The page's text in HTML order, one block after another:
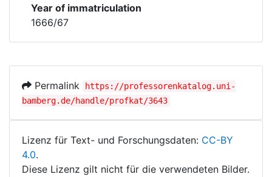
Year of immatriculation
1666/67
Permalink
https://professorenkatalog.uni-
bamberg.de/handle/profkat/3643
Lizenz für Text- und Forschungsdaten: CC-BY
4.0.
Diese Lizenz gilt nicht für die verwendeten Bilder.